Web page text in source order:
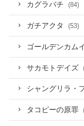
カグラバチ (84)
ガチアクタ (53)
ゴールデンカム
サカモトデイズ
シャングリラ・
タコピーの原罪